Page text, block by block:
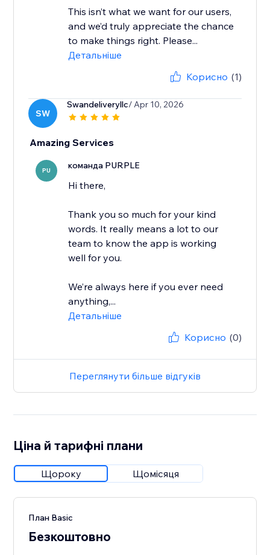
This isn’t what we want for our users,
and we’d truly appreciate the chance
to make things right. Please...
Детальніше
Корисно (1)
SW
Swandeliveryllc/ Apr 10, 2026
Amazing Services
PU команда PURPLE
Hi there,
Thank you so much for your kind
words. It really means a lot to our
team to know the app is working
well for you.
We’re always here if you ever need
anything,...
Детальніше
Корисно (0)
Переглянути більше відгуків
Ціна й тарифні плани
Щороку Щомісяця
План Basic
Безкоштовно